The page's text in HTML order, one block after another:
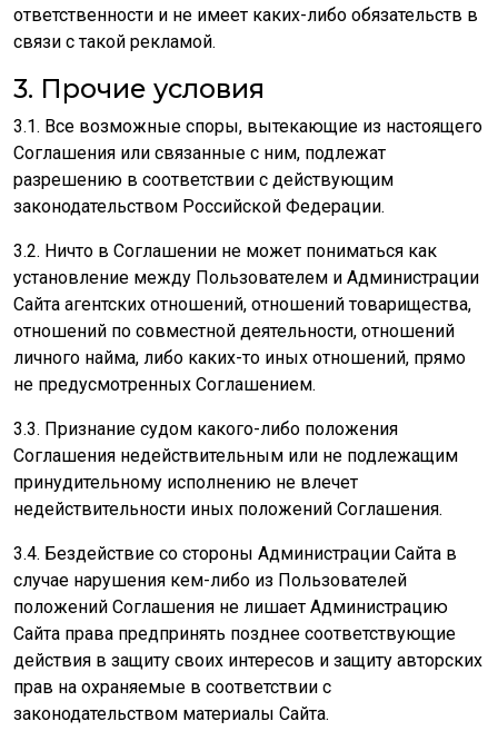
ответственности и не имеет каких-либо обязательств в
связи с такой рекламой.
3. Прочие условия
3.1. Все возможные споры, вытекающие из настоящего
Соглашения или связанные с ним, подлежат
разрешению в соответствии с действующим
законодательством Российской Федерации.
3.2. Ничто в Соглашении не может пониматься как
установление между Пользователем и Администрации
Сайта агентских отношений, отношений товарищества,
отношений по совместной деятельности, отношений
личного найма, либо каких-то иных отношений, прямо
не предусмотренных Соглашением.
3.3. Признание судом какого-либо положения
Соглашения недействительным или не подлежащим
принудительному исполнению не влечет
недействительности иных положений Соглашения.
3.4. Бездействие со стороны Администрации Сайта в
случае нарушения кем-либо из Пользователей
положений Соглашения не лишает Администрацию
Сайта права предпринять позднее соответствующие
действия в защиту своих интересов и защиту авторских
прав на охраняемые в соответствии с
законодательством материалы Сайта.